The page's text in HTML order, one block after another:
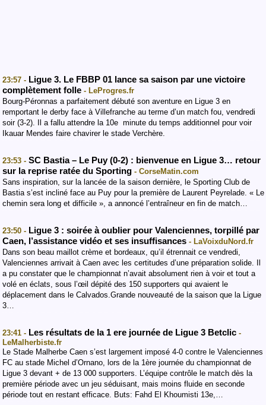
23:57 - Ligue 3. Le FBBP 01 lance sa saison par une victoire
complètement folle - LeProgres.fr
Bourg-Péronnas a parfaitement débuté son aventure en Ligue 3 en
remportant le derby face à Villefranche au terme d’un match fou, vendredi
soir (3-2). Il a fallu attendre la 10e minute du temps additionnel pour voir
Ikauar Mendes faire chavirer le stade Verchère.
23:53 - SC Bastia – Le Puy (0-2) : bienvenue en Ligue 3… retour
sur la reprise ratée du Sporting - CorseMatin.com
Sans inspiration, sur la lancée de la saison dernière, le Sporting Club de
Bastia s’est incliné face au Puy pour la première de Laurent Peyrelade. « Le
chemin sera long et difficile », a annoncé l’entraîneur en fin de match…
23:50 - Ligue 3 : soirée à oublier pour Valenciennes, torpillé par
Caen, l’assistance vidéo et ses insuffisances - LaVoixduNord.fr
Dans son beau maillot crème et bordeaux, qu’il étrennait ce vendredi,
Valenciennes arrivait à Caen avec les certitudes d’une préparation solide. Il
a pu constater que le championnat n’avait absolument rien à voir et tout a
volé en éclats, sous l’œil dépité des 150 supporters qui avaient le
déplacement dans le Calvados.Grande nouveauté de la saison que la Ligue
3…
23:41 - Les résultats de la 1 ere journée de Ligue 3 Betclic -
LeMalherbiste.fr
Le Stade Malherbe Caen s’est largement imposé 4-0 contre le Valenciennes
FC au stade Michel d’Ornano, lors de la 1ère journée du championnat de
Ligue 3 devant + de 13 000 supporters. L’équipe contrôle le match dès la
première période avec un jeu séduisant, mais moins fluide en seconde
période tout en restant efficace. Buts: Fahd El Khoumisti 13e,…